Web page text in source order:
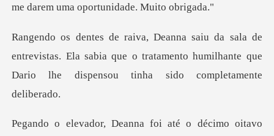
me darem u
trevistas. Ela sabia que o tratamento humilhante que
D
o décimo oitavo